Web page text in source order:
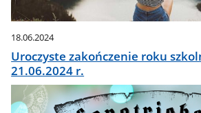
18.06.2024
Uroczyste zakończenie roku
21.06.2024 r.